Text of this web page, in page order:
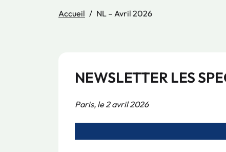
Accueil NL – Avril 2026
NEWSLETTER LES
Paris, le 2 avril 2026